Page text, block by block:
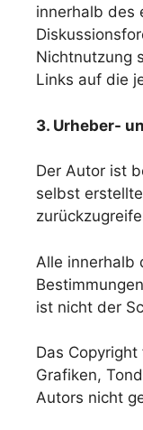
innerhalb des
Nichtnutzung
Links auf die
3. Urheber-
Der Autor ist
selbst
Alle innerhalb
ist nicht der
Das
Grafiken,
Autors nicht